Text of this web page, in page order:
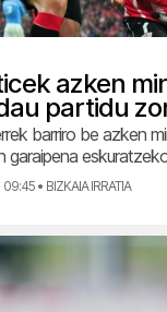
azken
partidu
barriro be azken
garaipena
• BIZKAIA IRRATIA